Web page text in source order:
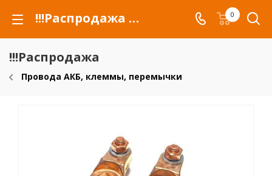
!!!Распродажа для автомобилей российских марок и сельхозтехники 0
!!!Распродажа
Провода АКБ, клеммы, перемычки